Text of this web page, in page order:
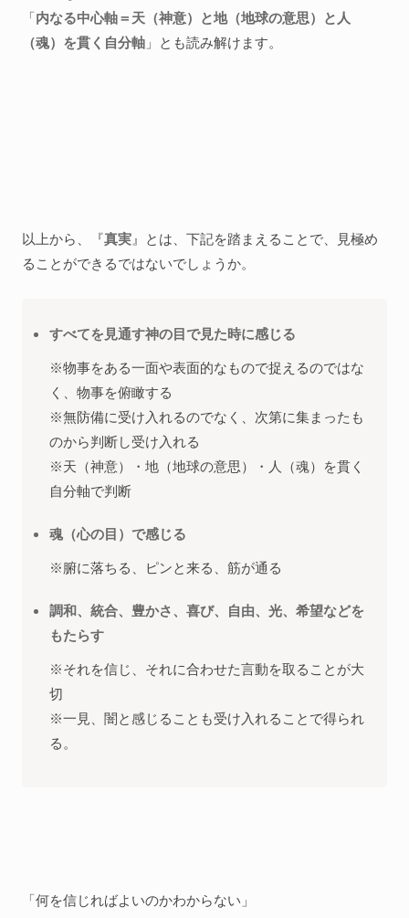
「内なる中心軸＝天（神意）と地（地球の意思）と人
（魂）を貫く自分軸 」とも読み解けます。
以上から、『真実』とは、下記を踏まえることで、見極め
ることができるではないでしょうか。
すべてを見通す神の目で見た時に感じる
※物事をある一面や表面的なもので捉えるのではな
く、物事を俯瞰する
※無防備に受け入れるのでなく、次第に集まったも
のから判断し受け入れる
※天（神意）・地（地球の意思）・人（魂）を貫く
自分軸で判断
魂（心の目）で感じる
※腑に落ちる、ピンと来る、筋が通る
調和、統合、豊かさ、喜び、自由、光、希望などを
もたらす
※それを信じ、それに合わせた言動を取ることが大
切
※一見、闇と感じることも受け入れることで得られ
る。
「何を信じればよいのかわからない」